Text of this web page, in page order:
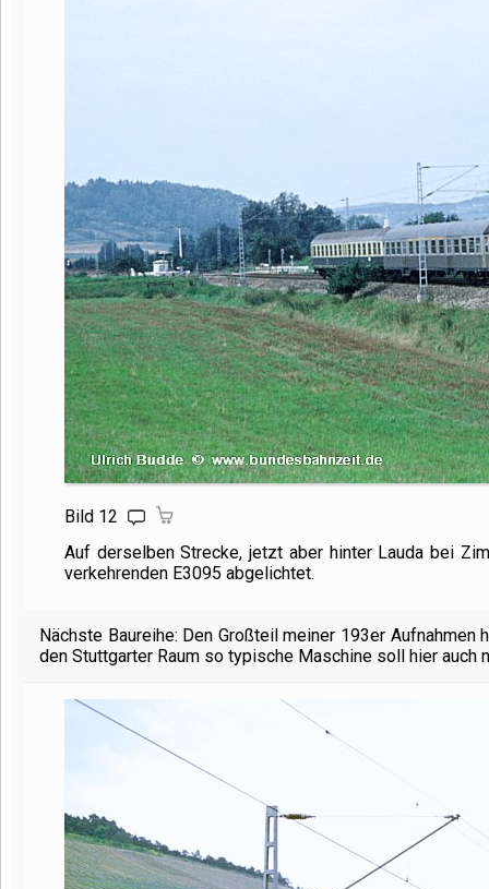
Bild 12
Auf derselben Strecke, jetzt aber hinter Lauda bei
verkehrenden E3095 abgelichtet.
Nächste Baureihe: Den Großteil meiner 193er Aufnahmen
den Stuttgarter Raum so typische Maschine soll hier auch